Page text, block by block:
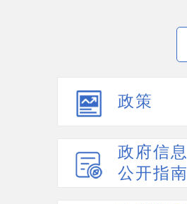
政策
政府信息
公开指南